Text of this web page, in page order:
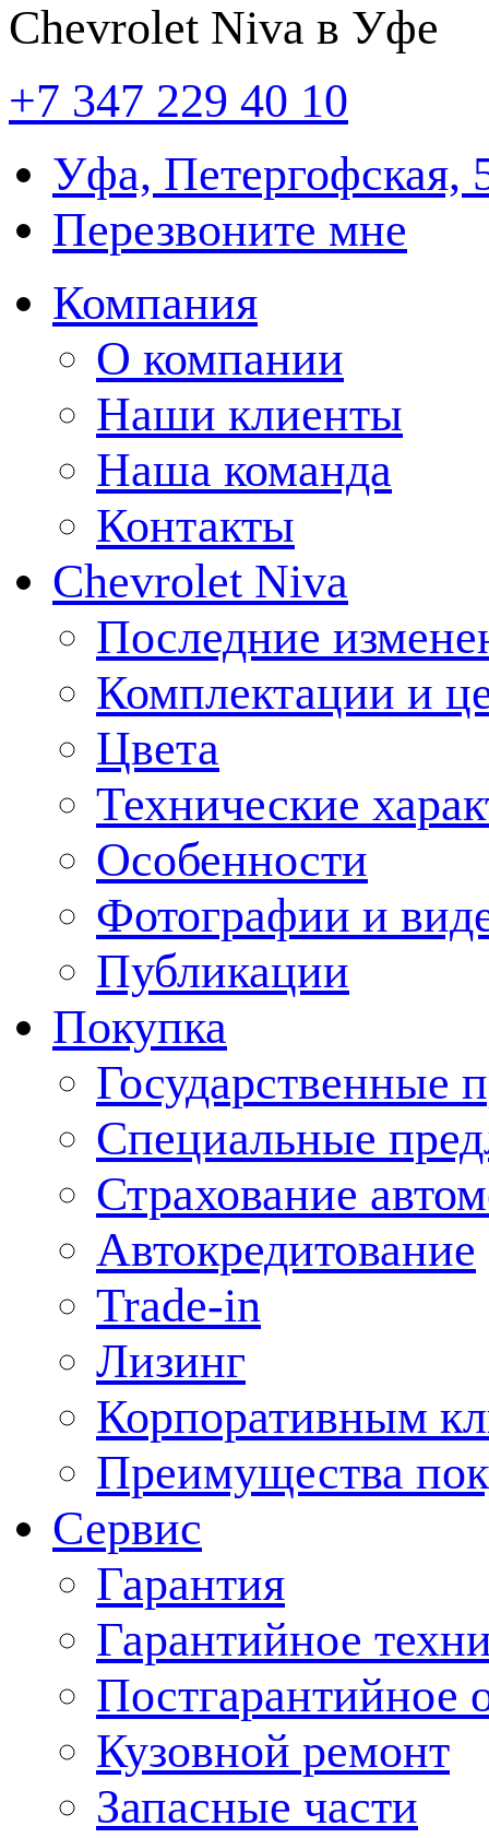
Chevrolet Niva в Уфе
+7 347 229 40 10
Уфа, Петергофская,
Перезвоните мне
Компания
О компании
Наши клиенты
Наша команда
Контакты
Chevrolet Niva
Последние
Комплектации и
Цвета
Технические
Особенности
Фотографии и
Публикации
Покупка
Государственные
Специальные
Страхование
Автокредитование
Trade-in
Лизинг
Корпоративным
Преимущества
Сервис
Гарантия
Гарантийное
Постгарантийное
Кузовной ремонт
Запасные части